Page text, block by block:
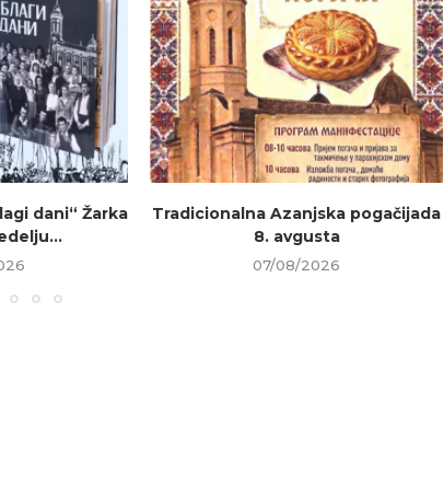
dani“ Žarka
Tradicionalna Azanjska pogačijada
8. avgusta
07/08/2026